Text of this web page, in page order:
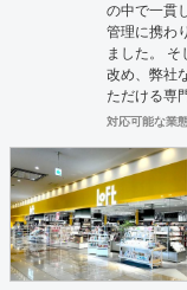
の中で一貫
管理に携わ
ました。
改め、弊社
ただける専
対応可能な業